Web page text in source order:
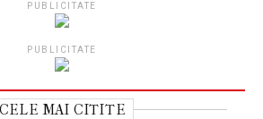
PUBLICITATE
PUBLICITATE
CELE MAI CITITE